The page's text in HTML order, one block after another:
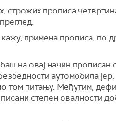
строжих прописа
примена прописа, по
баш на овај начин
аутомобила
том питању. Међутим,
степен овалности